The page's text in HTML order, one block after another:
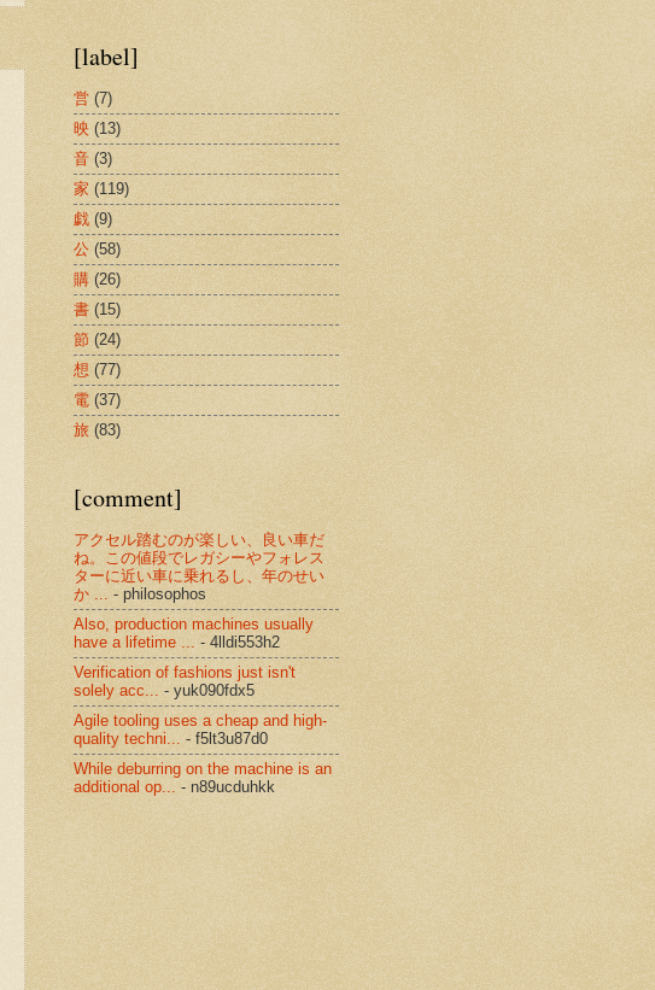
[label]
営 (7)
映 (13)
音 (3)
家 (119)
戯 (9)
公 (58)
購 (26)
書 (15)
節 (24)
想 (77)
電 (37)
旅 (83)
[comment]
アクセル踏むのが楽しい、良い車だ
ね。この値段でレガシーやフォレス
ターに近い車に乗れるし、年のせい
か ... - philosophos
Also, production machines usually
have a lifetime ... - 4lldi553h2
Verification of fashions just isn't
solely acc... - yuk090fdx5
Agile tooling uses a cheap and high-
quality techni... - f5lt3u87d0
While deburring on the machine is an
additional op... - n89ucduhkk